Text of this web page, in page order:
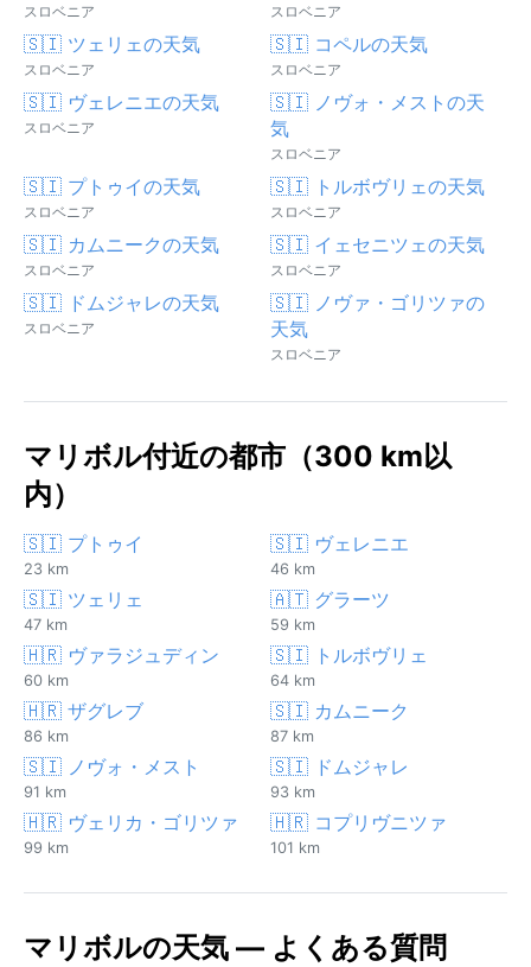
スロベニア スロベニア
🇸🇮 ツェリェの天気
スロベニア
🇸🇮 コペルの天気
スロベニア
🇸🇮 ヴェレニエの天気
スロベニア
🇸🇮 ノヴォ・メストの天
気
スロベニア
🇸🇮 プトゥイの天気
スロベニア
🇸🇮 トルボヴリェの天気
スロベニア
🇸🇮 カムニークの天気
スロベニア
🇸🇮 イェセニツェの天気
スロベニア
🇸🇮 ドムジャレの天気
スロベニア
🇸🇮 ノヴァ・ゴリツァの
天気
スロベニア
マリボル付近の都市（300 km以
内）
🇸🇮 プトゥイ
23 km
🇸🇮 ヴェレニエ
46 km
🇸🇮 ツェリェ
47 km
🇦🇹 グラーツ
59 km
🇭🇷 ヴァラジュディン
60 km
🇸🇮 トルボヴリェ
64 km
🇭🇷 ザグレブ
86 km
🇸🇮 カムニーク
87 km
🇸🇮 ノヴォ・メスト
91 km
🇸🇮 ドムジャレ
93 km
🇭🇷 ヴェリカ・ゴリツァ
99 km
🇭🇷 コプリヴニツァ
101 km
マリボルの天気 — よくある質問